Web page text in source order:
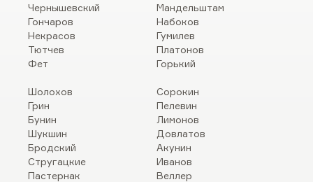
Чернышевский
Гончаров
Некрасов
Тютчев
Фет
Мандельштам
Набоков
Гумилев
Платонов
Горький
Шолохов
Грин
Бунин
Шукшин
Бродский
Стругацкие
Пастернак
Сорокин
Пелевин
Лимонов
Довлатов
Акунин
Иванов
Веллер